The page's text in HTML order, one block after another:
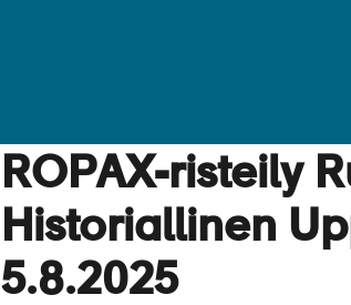
ROPAX-risteily
Historiallinen
5.8.2025